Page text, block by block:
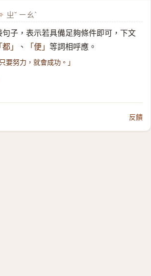
ㄓˇ ㄧㄠˋ
句子，表示若具備足夠條件即可，下文
都」 、 「便」 等詞相呼應。
只要努力，就會成功。」
反饋